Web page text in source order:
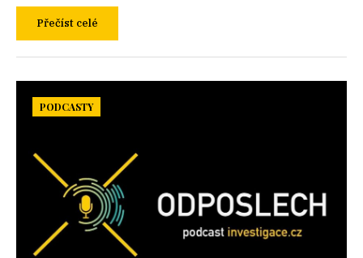
Přečíst celé
PODCASTY